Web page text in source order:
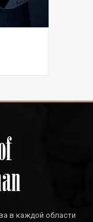
в каждой области